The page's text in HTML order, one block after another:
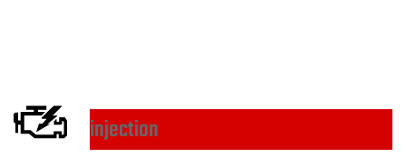
injection